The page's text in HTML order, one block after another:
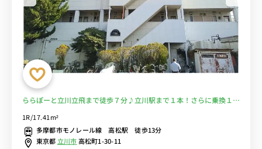
ららぽーと立川立飛まで徒歩７分♪立川駅まで１本！さらに乗換１回
1R/17.41m²
多摩都市モノレール線 高松駅 徒歩13分
東京都 立川市高松町1-30-11